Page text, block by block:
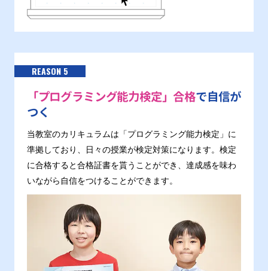
REASON 5
「プログラミング能力検定」合格で自信が
つく
当教室のカリキュラムは「プログラミング能力検定」に
準拠しており、日々の授業が検定対策になります。検定
に合格すると合格証書を貰うことができ、達成感を味わ
いながら自信をつけることができます。